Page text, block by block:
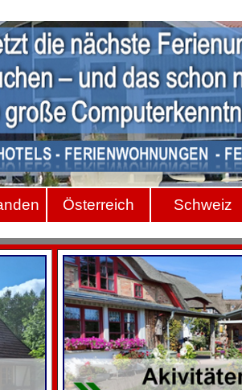
Österreich Schweiz